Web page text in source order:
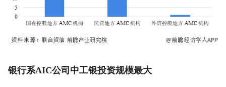
银行系AIC公司中工银投资规模最大